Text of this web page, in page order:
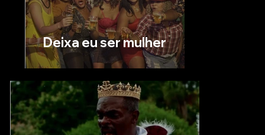
Deixa eu ser mulher